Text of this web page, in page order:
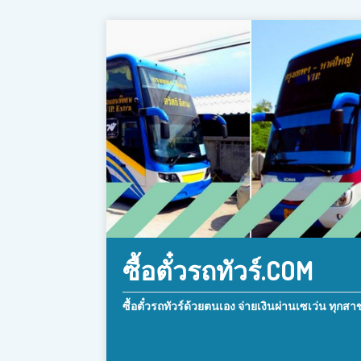
ซื้อตั๋วรถทัวร์.COM
ซื้อตั๋วรถทัวร์ด้วยตนเอง จ่ายเงินผ่านเซเว่น ทุกสา